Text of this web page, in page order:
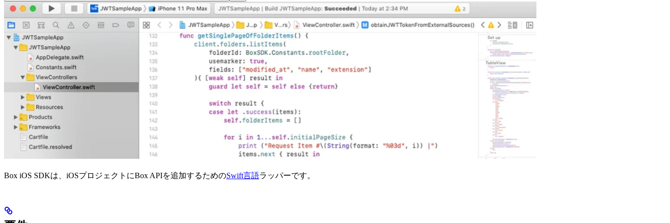
Box iOS SDKは、iOSプロジェクトにBox APIを追加するためのSwift言語ラッパーです。